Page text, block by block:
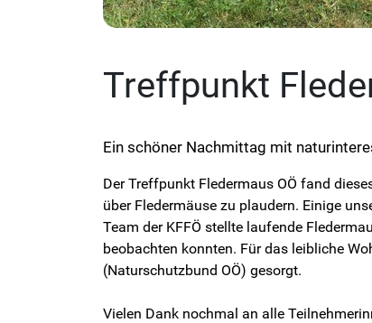
Treffpunkt
Ein schöner Nachmittag mit
Der Treffpunkt Fledermaus OÖ fand
über Fledermäuse zu plaudern. Einige
Team der KFFÖ stellte laufende
beobachten konnten. Für das leibliche
(Naturschutzbund OÖ) gesorgt.
Vielen Dank nochmal an alle